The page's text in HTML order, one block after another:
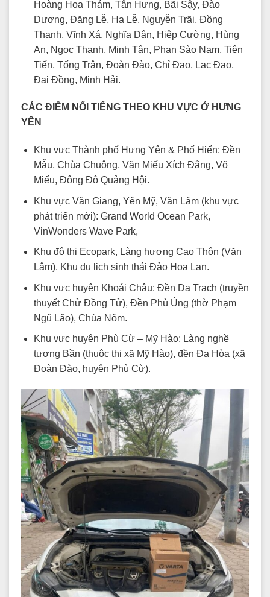
Hoàng Hoa Thám, Tân Hưng, Bãi Sậy, Đào
Dương, Đặng Lễ, Hạ Lễ, Nguyễn Trãi, Đồng
Thanh, Vĩnh Xá, Nghĩa Dân, Hiệp Cường, Hùng
An, Ngọc Thanh, Minh Tân, Phan Sào Nam, Tiên
Tiến, Tống Trân, Đoàn Đào, Chỉ Đạo, Lạc Đạo,
Đại Đồng, Minh Hải.
CÁC ĐIỂM NỔI TIẾNG THEO KHU VỰC Ở HƯNG
YÊN
Khu vực Thành phố Hưng Yên & Phố Hiến: Đền
Mẫu, Chùa Chuông, Văn Miếu Xích Đằng, Võ
Miếu, Đông Đô Quảng Hội.
Khu vực Văn Giang, Yên Mỹ, Văn Lâm (khu vực
phát triển mới): Grand World Ocean Park,
VinWonders Wave Park,
Khu đô thị Ecopark, Làng hương Cao Thôn (Văn
Lâm), Khu du lịch sinh thái Đảo Hoa Lan.
Khu vực huyện Khoái Châu: Đền Dạ Trạch (truyền
thuyết Chử Đồng Tử), Đền Phù Ủng (thờ Phạm
Ngũ Lão), Chùa Nôm.
Khu vực huyện Phù Cừ – Mỹ Hào: Làng nghề
tương Bần (thuộc thị xã Mỹ Hào), đền Đa Hòa (xã
Đoàn Đào, huyện Phù Cừ).